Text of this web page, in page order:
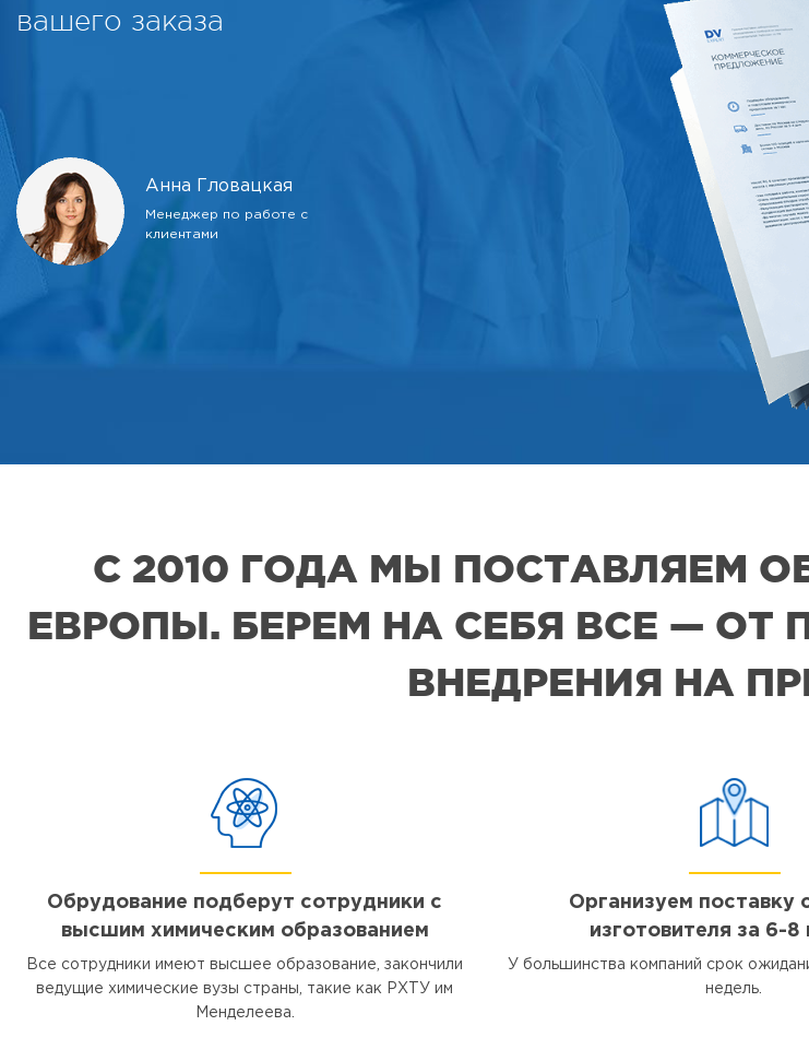
вашего заказа
Анна Гловацкая
Менеджер по работе с
клиентами
С 2010 ГОДА МЫ ПОСТАВЛЯЕМ
ЕВРОПЫ. БЕРЕМ НА СЕБЯ ВСЕ —
ВНЕДРЕНИЯ НА
Обрудование подберут сотрудники с
высшим химическим образованием
Все сотрудники имеют высшее образование, закончили
ведущие химические вузы страны, такие как РХТУ им
Менделеева.
Организуем поставку
изготовителя за 6-8
У большинства компаний срок
недель.